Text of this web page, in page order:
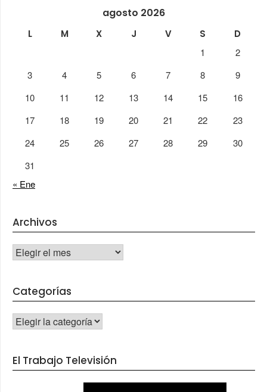
agosto 2026
L M X J V S
D
1
2
3
4 5 6 7 8
9
10
11 12 13 14 15
16
17
18 19 20 21 22
23
24
25 26 27 28 29
30
31
« Ene
Archivos
Archivos
Categorías
CATEGORÍAS
El Trabajo Televisión